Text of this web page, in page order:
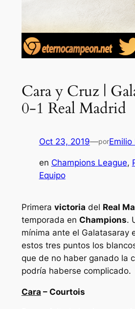
Cara y Cruz |
0-1 Real Madrid
Oct 23, 2019—porEmilio
en Champions League,
Equipo
Primera victoria del Real
temporada en Champions.
mínima ante el Galatasaray
estos tres puntos los
que de no haber ganado la
podría haberse complicado.
Cara – Courtois